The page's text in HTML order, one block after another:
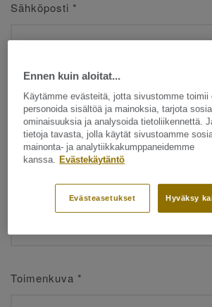
Sähköposti *
Etunimi*
Sukunimi*
Toimenkuva *
Ennen kuin aloitat...
Käytämme evästeitä, jotta sivustomme toimii
personoida sisältöä ja mainoksia, tarjota
ominaisuuksia ja analysoida tietoliikennettä.
tietoja tavasta, jolla käytät sivustoamme
mainonta- ja analytiikkakumppaneidemme
kanssa.
Evästekäytäntö
Hyväksy
Evästeasetukset